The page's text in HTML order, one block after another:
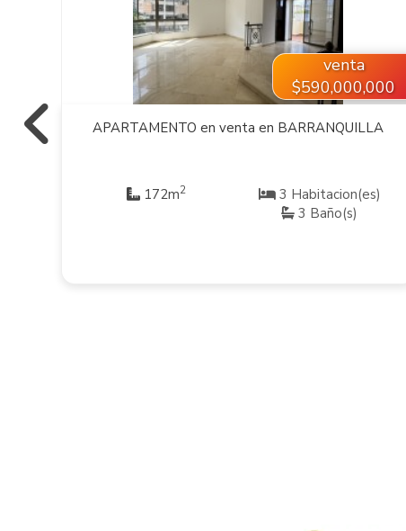
venta
$590,000,000
APARTAMENTO en venta en BARRANQUILLA
172m2
3 Habitacion(es)
3 Baño(s)